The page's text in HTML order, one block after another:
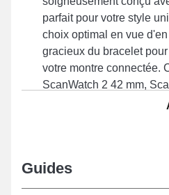
parfait pour votre style
choix optimal en vue
gracieux du bracelet
votre montre connectée.
ScanWatch 2 42 mm,
40 mm, ScanWatch 42
sorte de bracelet pour
Guides